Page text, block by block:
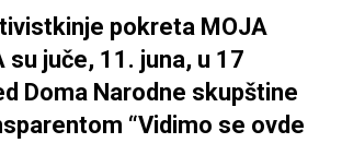
pokreta MOJA
su juče, 11. juna, u 17
Doma Narodne skupštine
“Vidimo se ovde